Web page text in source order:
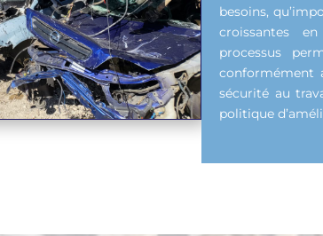
besoins,
croissantes
processus
conformément
sécurité au
politique